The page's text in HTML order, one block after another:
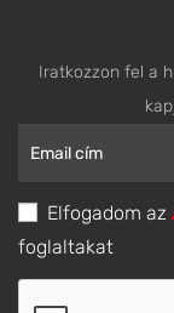
Iratkozzon fel a
Elfogadom az
foglaltakat